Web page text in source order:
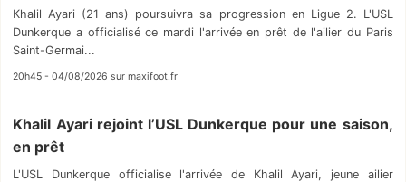
Khalil Ayari (21 ans) poursuivra sa progression en Ligue 2. L'USL
Dunkerque a officialisé ce mardi l'arrivée en prêt de l'ailier du Paris
Saint-Germai...
20h45 - 04/08/2026 sur maxifoot.fr
Khalil Ayari rejoint l’USL Dunkerque pour une saison,
en prêt
L'USL Dunkerque officialise l'arrivée de Khalil Ayari, jeune ailier